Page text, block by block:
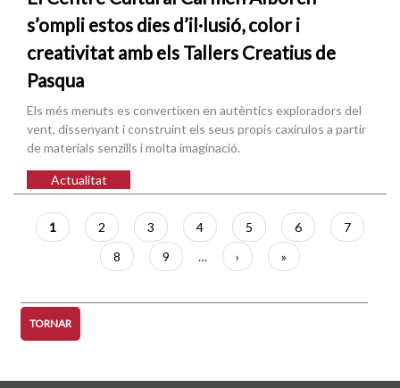
s’ompli estos dies d’il·lusió, color i
creativitat amb els Tallers Creatius de
Pasqua
Els més menuts es convertixen en autèntics exploradors del
vent, dissenyant i construint els seus propis caxirulos a partir
de materials senzills i molta imaginació.
Actualitat
Paginació
Pàgina
actual
1 Pàgina
2 Pàgina
3 Pàgina
4 Pàgina
5 Pàgina
6 Pàgina
7
Pàgina
8 Pàgina
9 …
Pàgina
següent
›
Última
pàgina
»
TORNAR